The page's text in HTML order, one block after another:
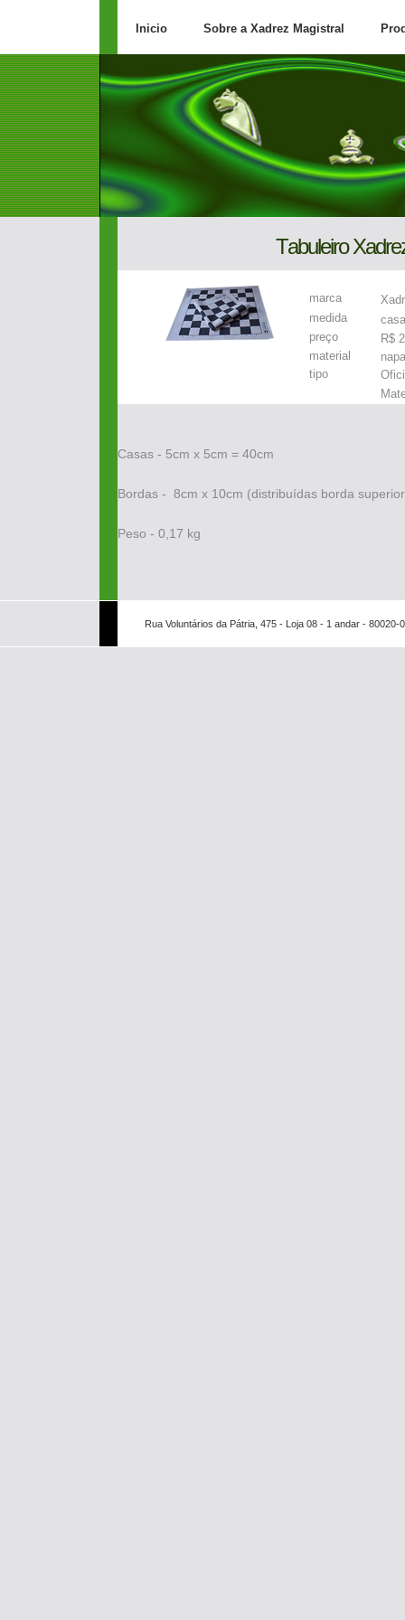
Inicio Sobre a Xadrez Magistral
Tabuleiro
marca
medida
preço
R$
material
napa
tipo
Casas - 5cm x 5cm = 40cm
Bordas - 8cm x 10cm (distribuídas borda
Peso - 0,17 kg
Rua Voluntários da Pátria, 475 - Loja 08 - 1 andar - 80020-